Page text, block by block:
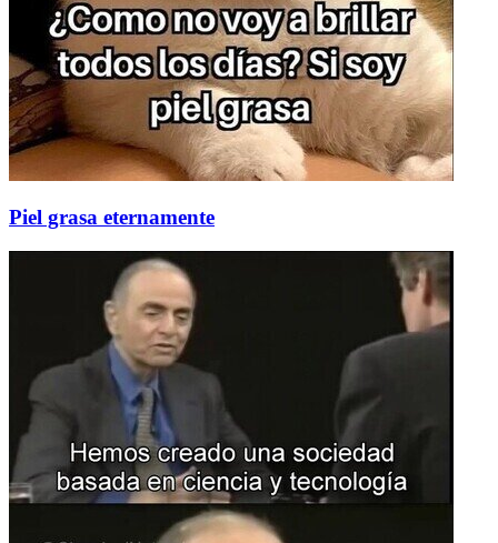
Piel grasa eternamente